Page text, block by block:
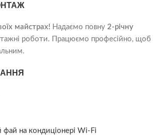
майстрах! Надаємо повну 2-річну
роботи. Працюємо професійно, щоб
фай на кондиціонері Wi-Fi